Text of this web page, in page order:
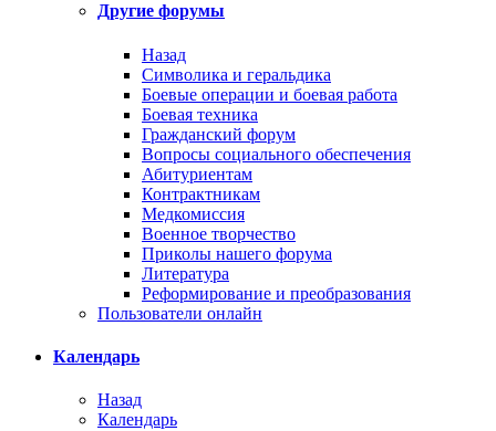
Другие форумы
Назад
Символика и геральдика
Боевые операции и боевая работа
Боевая техника
Гражданский форум
Вопросы социального обеспечения
Абитуриентам
Контрактникам
Медкомиссия
Военное творчество
Приколы нашего форума
Литература
Реформирование и преобразования
Пользователи онлайн
Календарь
Назад
Календарь